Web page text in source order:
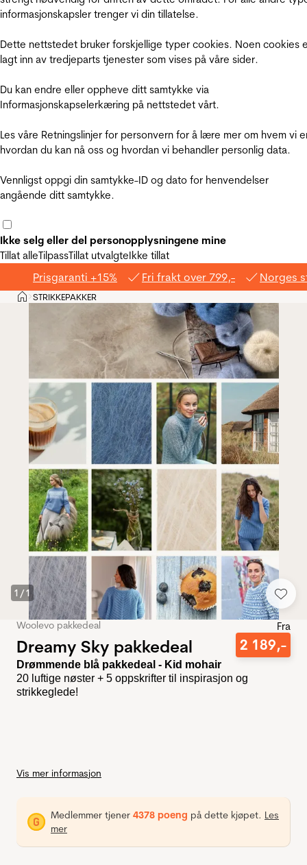
informasjonskapsler trenger vi din tillatelse.
Dette nettstedet bruker forskjellige typer cookies. Noen cookies
lagt inn av tredjeparts tjenester som vises på våre sider.
Du kan endre eller oppheve ditt samtykke via
Informasjonskapselerkæring på nettstedet vårt.
Les våre Retningslinjer for personvern for å lære mer om hvem vi
hvordan du kan nå oss og hvordan vi behandler personlig data.
Vennligst oppgi din samtykke-ID og dato for henvendelser
angående ditt samtykke.
Ikke selg eller del personopplysningene mine
Tillat alleTilpassTillat utvalgteIkke tillat
Prisgaranti +15% Fri frakt over 799,- Norges
Hjem
>STRIKKEPAKKER
1 /1
Woolevo pakkedeal
Dreamy Sky pakkedeal
Fra
2 189,-
Drømmende blå pakkedeal - Kid mohair
20 luftige nøster + 5 oppskrifter til inspirasjon og
strikkeglede!
Vis mer informasjon
Medlemmer tjener 4378 poeng på dette kjøpet. Les
mer